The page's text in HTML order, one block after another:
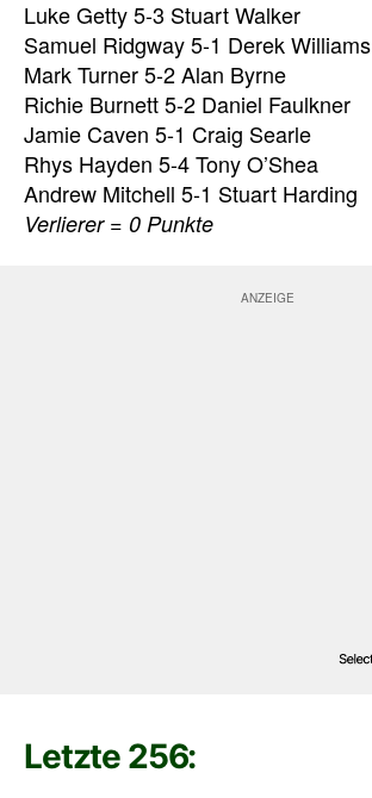
Luke Getty 5-3 Stuart Walker
Samuel Ridgway 5-1 Derek Williams
Mark Turner 5-2 Alan Byrne
Richie Burnett 5-2 Daniel Faulkner
Jamie Caven 5-1 Craig Searle
Rhys Hayden 5-4 Tony O’Shea
Andrew Mitchell 5-1 Stuart Harding
Verlierer = 0 Punkte
Letzte 256: